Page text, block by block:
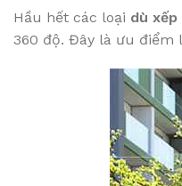
Hầu hết các loại dù
360 độ. Đây là ưu điểm